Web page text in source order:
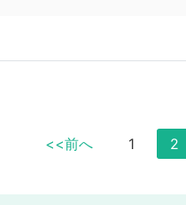
<<前へ 1 2